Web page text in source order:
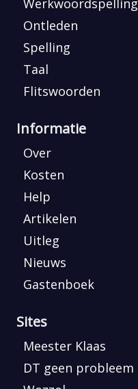
Werkwoordspelling
Ontleden
Spelling
Taal
Flitswoorden
Informatie
Over
Kosten
Help
Artikelen
Uitleg
Nieuws
Gastenboek
Sites
Meester Klaas
DT geen probleem